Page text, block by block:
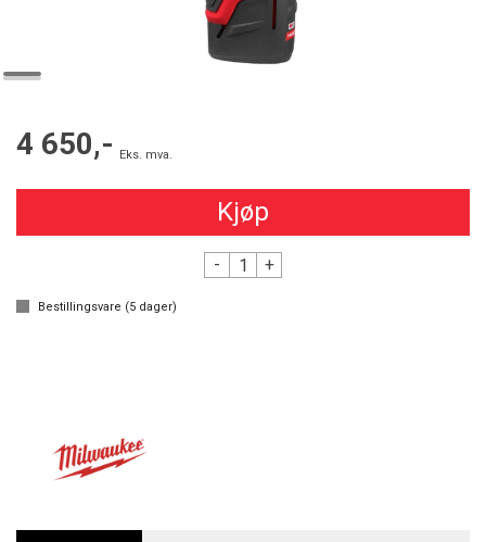
4 650,- Eks. mva.
Kjøp
- +
Bestillingsvare (5 dager)